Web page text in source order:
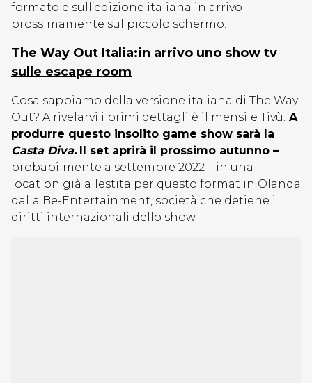
formato e sull’edizione italiana in arrivo
prossimamente sul piccolo schermo.
The Way Out Italia:in arrivo uno show tv
sulle escape room
Cosa sappiamo della versione italiana di The Way
Out? A rivelarvi i primi dettagli è il mensile Tivù. A
produrre questo insolito game show sarà la
Casta Diva. Il set aprirà il prossimo autunno –
probabilmente a settembre 2022 – in una
location già allestita per questo format in Olanda
dalla Be-Entertainment, società che detiene i
diritti internazionali dello show.